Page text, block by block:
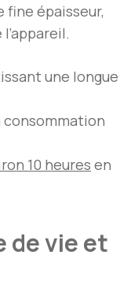
épaisseur,
une longue
consommation
10 heures en
de vie et